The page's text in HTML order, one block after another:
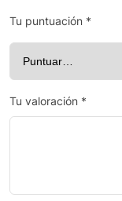
Tu puntuación *
Tu valoración *